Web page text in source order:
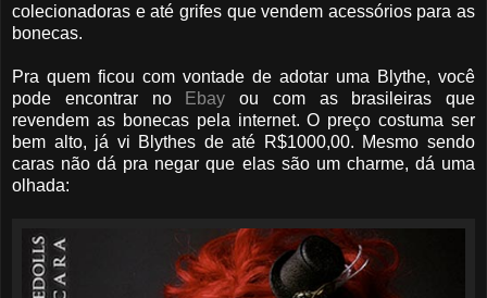
colecionadoras e até grifes que vendem acessórios para as
bonecas.
Pra quem ficou com vontade de adotar uma Blythe, você
pode encontrar no
Ebay ou com as brasileiras que
revendem as bonecas pela internet. O preço costuma ser
bem alto, já vi Blythes de até R$1000,00. Mesmo sendo
caras não dá pra negar que elas são um charme, dá uma
olhada: